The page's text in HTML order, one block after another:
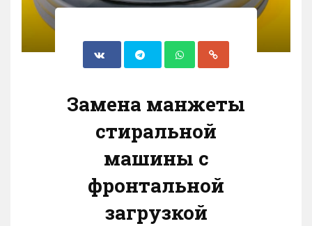
Замена манжеты
стиральной
машины с
фронтальной
загрузкой